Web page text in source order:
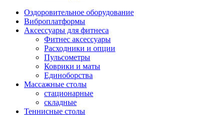
Оздоровительное оборудование
Виброплатформы
Аксессуары для фитнеса
Фитнес аксессуары
Расходники и опции
Пульсометры
Коврики и маты
Единоборства
Массажные столы
стационарные
складные
Теннисные столы